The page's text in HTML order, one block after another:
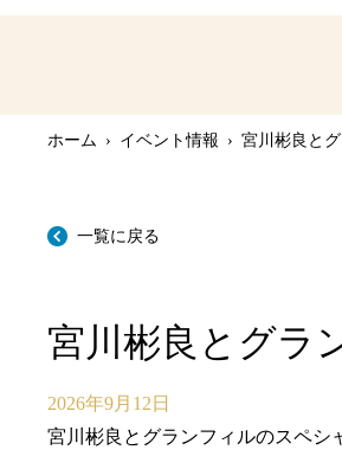
ホーム › イベント情報 › 宮川彬良と
一覧に戻る
宮川彬良とグラ
2026年9月12日
宮川彬良とグランフィルのスペシ